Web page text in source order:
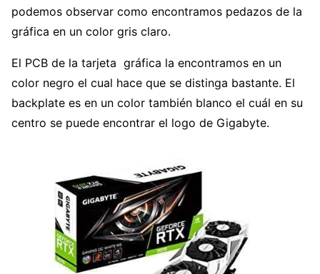
podemos observar como encontramos pedazos de la
gráfica en un color gris claro.
El PCB de la tarjeta gráfica la encontramos en un
color negro el cual hace que se distinga bastante. El
backplate es en un color también blanco el cuál en su
centro se puede encontrar el logo de Gigabyte.